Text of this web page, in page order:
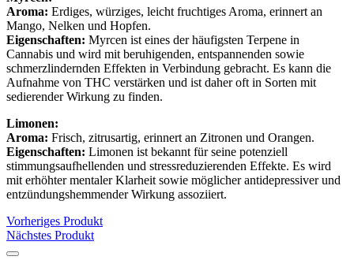
Aroma: Erdiges, würziges, leicht fruchtiges Aroma, erinnert an
Mango, Nelken und Hopfen.
Eigenschaften: Myrcen ist eines der häufigsten Terpene in
Cannabis und wird mit beruhigenden, entspannenden sowie
schmerzlindernden Effekten in Verbindung gebracht. Es kann die
Aufnahme von THC verstärken und ist daher oft in Sorten mit
sedierender Wirkung zu finden.
Limonen:
Aroma: Frisch, zitrusartig, erinnert an Zitronen und Orangen.
Eigenschaften: Limonen ist bekannt für seine potenziell
stimmungsaufhellenden und stressreduzierenden Effekte. Es wird
mit erhöhter mentaler Klarheit sowie möglicher antidepressiver und
entzündungshemmender Wirkung assoziiert.
Vorheriges Produkt
Nächstes Produkt